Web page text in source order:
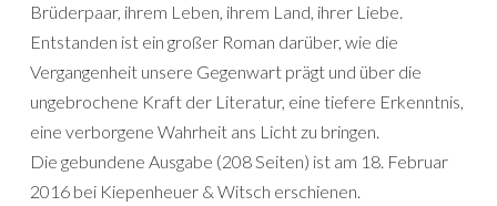
Brüderpaar, ihrem Leben, ihrem Land, ihrer Liebe.
Entstanden ist ein großer Roman darüber, wie die
Vergangenheit unsere Gegenwart prägt und über die
ungebrochene Kraft der Literatur, eine tiefere Erkenntnis,
eine verborgene Wahrheit ans Licht zu bringen.
Die gebundene Ausgabe (208 Seiten) ist am 18. Februar
2016 bei Kiepenheuer & Witsch erschienen.